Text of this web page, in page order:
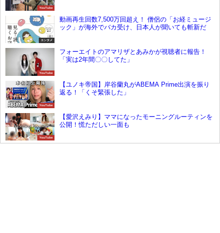
YouTube
エンタメ
動画再生回数7,500万回超え！ 僧侶の「お経ミュージ
ック」が海外でバカ受け、日本人が聞いても斬新だ
YouTube
フォーエイトのアマリザとあみかが視聴者に報告！
「実は2年間〇〇してた」
YouTube
【ユノキ帝国】岸谷蘭丸がABEMA Prime出演を振り
返る！「くそ緊張した」
YouTube
【愛沢えみり】ママになったモーニングルーティンを
公開！慌ただしい一面も